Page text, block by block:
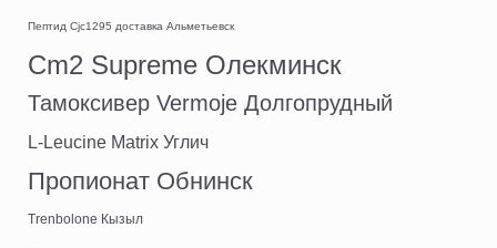
Пептид Cjc1295 доставка Альметьевск
Cm2 Supreme Олекминск
Тамоксивер Vermoje Долгопрудный
L-Leucine Matrix Углич
Пропионат Обнинск
Trenbolone Кызыл